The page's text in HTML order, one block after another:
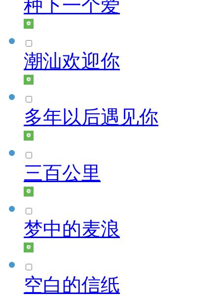
种下一个爱
潮汕欢迎你
多年以后遇见你
三百公里
梦中的麦浪
空白的信纸